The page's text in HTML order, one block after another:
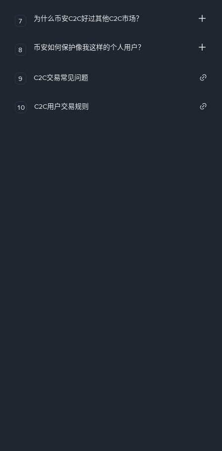
7 为什么币安C2C好过其他C2C市场？
8 币安如何保护像我这样的个人用户？
9 C2C交易常见问题
10 C2C用户交易规则